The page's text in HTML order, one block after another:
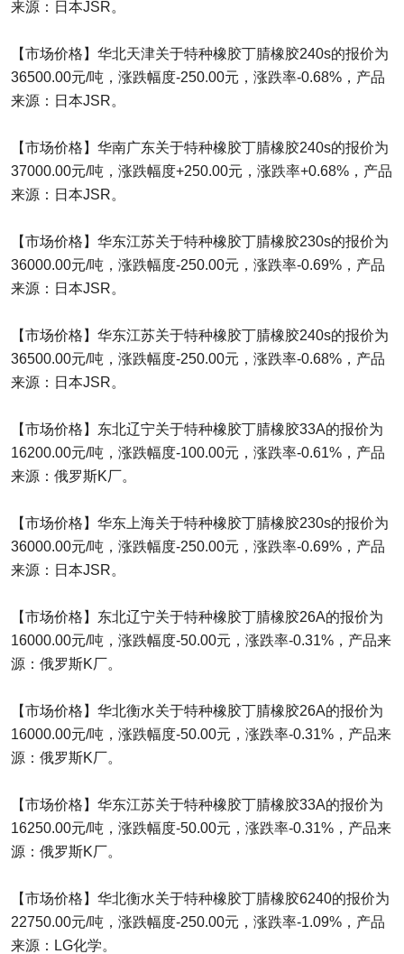
来源：日本JSR。
【市场价格】华北天津关于特种橡胶丁腈橡胶240s的报价为
36500.00元/吨，涨跌幅度-250.00元，涨跌率-0.68%，产品
来源：日本JSR。
【市场价格】华南广东关于特种橡胶丁腈橡胶240s的报价为
37000.00元/吨，涨跌幅度+250.00元，涨跌率+0.68%，产品
来源：日本JSR。
【市场价格】华东江苏关于特种橡胶丁腈橡胶230s的报价为
36000.00元/吨，涨跌幅度-250.00元，涨跌率-0.69%，产品
来源：日本JSR。
【市场价格】华东江苏关于特种橡胶丁腈橡胶240s的报价为
36500.00元/吨，涨跌幅度-250.00元，涨跌率-0.68%，产品
来源：日本JSR。
【市场价格】东北辽宁关于特种橡胶丁腈橡胶33A的报价为
16200.00元/吨，涨跌幅度-100.00元，涨跌率-0.61%，产品
来源：俄罗斯K厂。
【市场价格】华东上海关于特种橡胶丁腈橡胶230s的报价为
36000.00元/吨，涨跌幅度-250.00元，涨跌率-0.69%，产品
来源：日本JSR。
【市场价格】东北辽宁关于特种橡胶丁腈橡胶26A的报价为
16000.00元/吨，涨跌幅度-50.00元，涨跌率-0.31%，产品来
源：俄罗斯K厂。
【市场价格】华北衡水关于特种橡胶丁腈橡胶26A的报价为
16000.00元/吨，涨跌幅度-50.00元，涨跌率-0.31%，产品来
源：俄罗斯K厂。
【市场价格】华东江苏关于特种橡胶丁腈橡胶33A的报价为
16250.00元/吨，涨跌幅度-50.00元，涨跌率-0.31%，产品来
源：俄罗斯K厂。
【市场价格】华北衡水关于特种橡胶丁腈橡胶6240的报价为
22750.00元/吨，涨跌幅度-250.00元，涨跌率-1.09%，产品
来源：LG化学。